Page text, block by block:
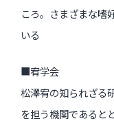
イベント
過去のイベント・
ころ。さまざまな嗜
いる
■宥学会
松澤宥の知られざる
を担う機関であると